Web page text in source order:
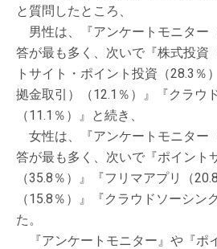
と質問したところ、
男性は、『アンケートモニター
答が最も多く、次いで『株式投資
トサイト・ポイント投資（28.3％
拠金取引）（12.1％）』『クラウ
（11.1％）』と続き、
女性は、『アンケートモニター
答が最も多く、次いで『ポイント
（35.8％）』『フリマアプリ（
（15.8％）』『クラウドソーシン
た。
『アンケートモニター』や『ポ